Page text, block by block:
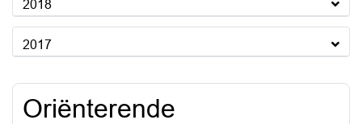
2018
2017
Oriënterende